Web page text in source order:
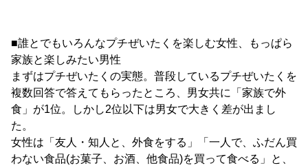
■誰とでもいろんなプチぜいたくを楽しむ女性、もっぱら
家族と楽しみたい男性
まずはプチぜいたくの実態。普段しているプチぜいたくを
複数回答で答えてもらったところ、男女共に「家族で外
食」が1位。しかし2位以下は男女で大きく差が出まし
た。
女性は「友人・知人と、外食をする」「一人で、ふだん買
わない食品(お菓子、お酒、他食品)を買って食べる」と、